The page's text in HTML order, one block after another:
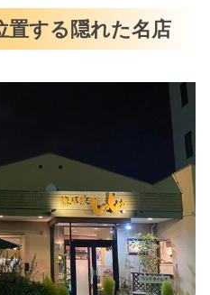
置する隠れた名店